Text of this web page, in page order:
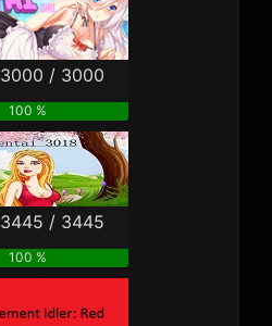
3000 / 3000
100 %
3445 / 3445
100 %